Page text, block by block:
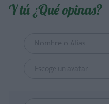
Y tú ¿Qué opinas?
Escoge un avatar